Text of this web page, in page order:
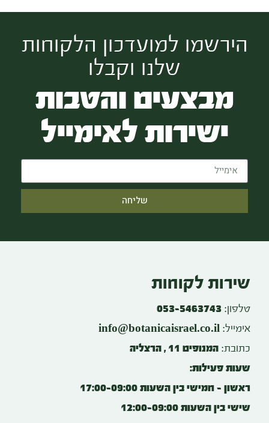
הירשמו למועדכון הלקוחות
שלנו וקבלו
מבצעים והטבות
ישירות לאימייל
שליחה
שירות לקוחות
טלפון: 053-5463743
אימייל: info@botanicaisrael.co.il
כתובת: המנופים 11 , הרצליה
שעות פעילות:
ראשון – חמישי בין השעות 17:00-09:00
שישי בין השעות 12:00-09:00